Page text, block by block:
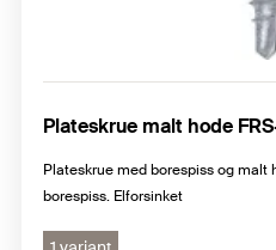
Plateskrue malt hode
Plateskrue med borespiss og malt
borespiss. Elforsinket